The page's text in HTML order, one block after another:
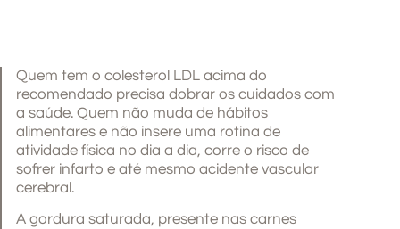
Quem tem o colesterol LDL acima do
recomendado precisa dobrar os cuidados com
a saúde. Quem não muda de hábitos
alimentares e não insere uma rotina de
atividade física no dia a dia, corre o risco de
sofrer infarto e até mesmo acidente vascular
cerebral.
A gordura saturada, presente nas carnes